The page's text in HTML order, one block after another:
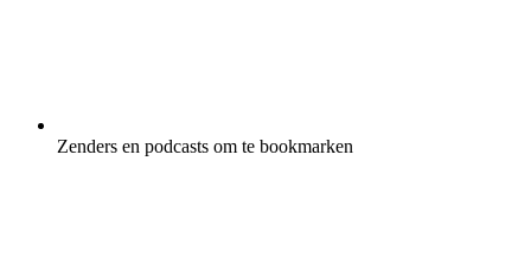
Zenders en podcasts om te bookmarken